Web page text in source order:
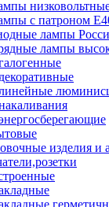
с патроном
лампы
лампы
изделия и